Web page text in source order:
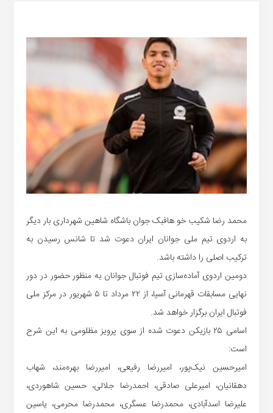
محمد رضا شکیب خو هافبک جوان باشگاه شاهین شهرداری بار دیگر
به اردوی تیم ملی جوانان ایران دعوت شد تا شانس رسیدن به
ترکیب اصلی را داشته باشد.
دومین اردوی آماده‌سازی تیم فوتبال جوانان به منظور حضور در دور
نهایی مسابقات قهرمانی آسیا، از ۲۲ مرداد تا ۵ شهریور در مرکز ملی
فوتبال ایران برگزار خواهد شد.
اسامی ۲۵ بازیکن دعوت شده از سوی پرویز مظلومی به این شرح
است:
امیرحسین نیک‌پور، امیررضا رفیعی، امیررضا بهره‌مند، شهاب
دهقانیان، امیرعلی صادقی، احمدرضا جلالی، حسین شاهوردی،
علیرضا اسدآبادی، محمدرضا عسگری، محمدرضا محرمی، یاسین